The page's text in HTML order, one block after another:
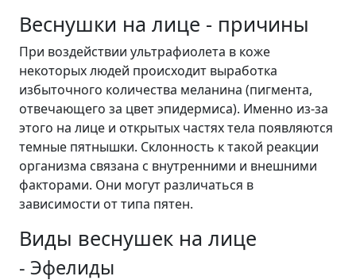
Веснушки на лице - причины
При воздействии ультрафиолета в коже
некоторых людей происходит выработка
избыточного количества меланина (пигмента,
отвечающего за цвет эпидермиса). Именно из-за
этого на лице и открытых частях тела появляются
темные пятнышки. Склонность к такой реакции
организма связана с внутренними и внешними
факторами. Они могут различаться в
зависимости от типа пятен.
Виды веснушек на лице
- Эфелиды